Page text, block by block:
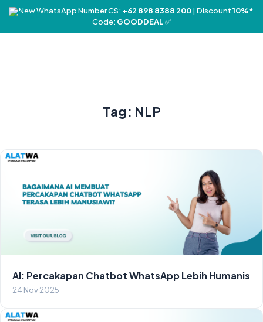
❤️ New WhatsApp Number CS: +62 898 8388 200| Discount10%*
Code: GOODDEAL✅
Tag: NLP
AI: Percakapan Chatbot WhatsApp Lebih Humanis
24 Nov 2025